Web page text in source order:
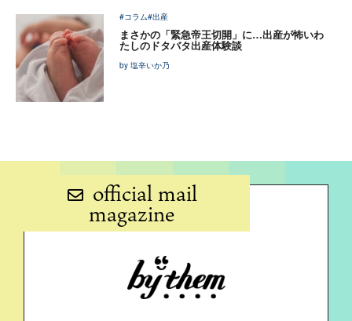
#コラム#出産
まさかの「緊急帝王切開」に…出産が怖いわ
たしのドタバタ出産体験談
by 塩辛いか乃
official mail
magazine